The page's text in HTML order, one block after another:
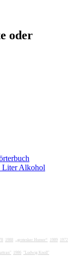
oder
Liter Alkohol
1988 „grotesker Humor“ 1989 1972
1986 "Ludwig Knoll"